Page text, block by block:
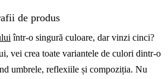
de produs
într-o singură culoare, dar vinzi cinci?
vei crea toate variantele de culori dintr-o
umbrele, reflexiile și compoziția. Nu